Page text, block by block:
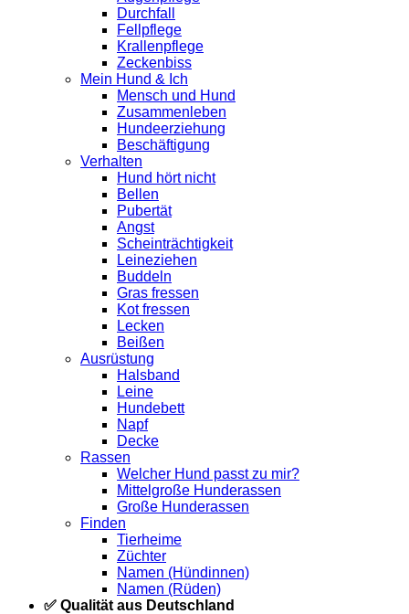
Durchfall
Fellpflege
Krallenpflege
Zeckenbiss
Mein Hund & Ich
Mensch und Hund
Zusammenleben
Hundeerziehung
Beschäftigung
Verhalten
Hund hört nicht
Bellen
Pubertät
Angst
Scheinträchtigkeit
Leineziehen
Buddeln
Gras fressen
Kot fressen
Lecken
Beißen
Ausrüstung
Halsband
Leine
Hundebett
Napf
Decke
Rassen
Welcher Hund passt zu mir?
Mittelgroße Hunderassen
Große Hunderassen
Finden
Tierheime
Züchter
Namen (Hündinnen)
Namen (Rüden)
✅ Qualität aus Deutschland